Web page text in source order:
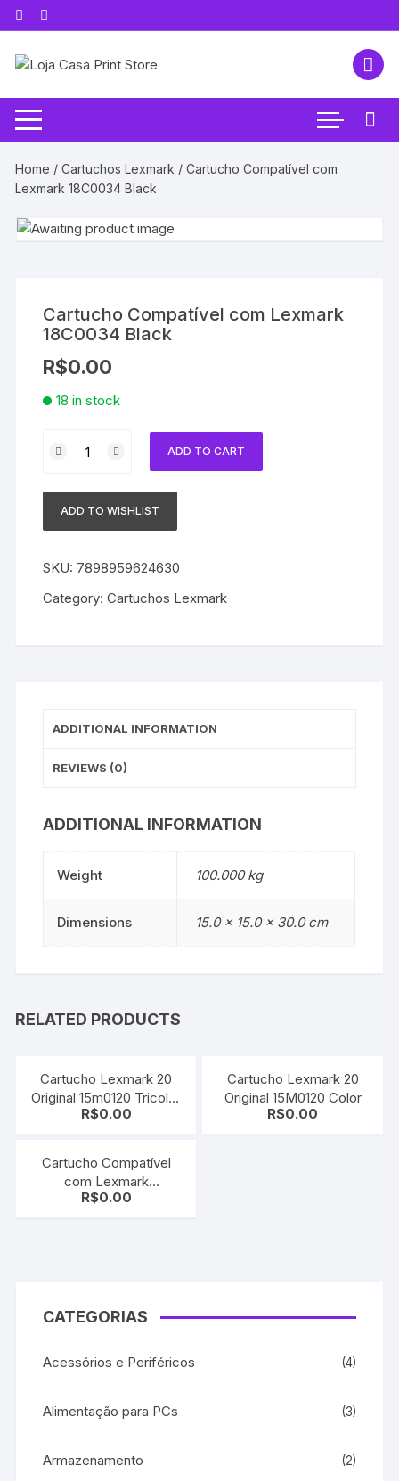
Pular
para
conteúdo
Home /Cartuchos Lexmark / Cartucho Compatível com
Lexmark 18C0034 Black
Cartucho Compatível com Lexmark
18C0034 Black
R$0.00
18 in stock
Compatível
Lexmark
quantity
ADD TO CART
ADD TO WISHLIST
SKU: 7898959624630
Category:Cartuchos Lexmark
ADDITIONAL INFORMATION
REVIEWS (0)
ADDITIONAL INFORMATION
Weight 100.000 kg
Dimensions 15.0 × 15.0 × 30.0 cm
RELATED PRODUCTS
Cartucho Lexmark 20
Original 15m0120 Tricolor
´Sem Caixa´
R$0.00
Cartucho Lexmark 20
Original 15M0120 Color
R$0.00
Cartucho Compatível
com Lexmark
17G0050/12A2970 Black
R$0.00
CATEGORIAS
Acessórios e Periféricos (4)
Alimentação para PCs (3)
Armazenamento (2)